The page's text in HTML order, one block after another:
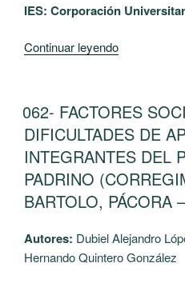
CÁRCEL
JOSEFINA”
IES: Corporación
Continuar leyendo“064-
Y
SU
ENTRE
LOS
Y
NIÑAS
PUBLICADO
EL
062- FACTORES
DIFICULTADES DE
INTEGRANTES DEL
PADRINO
BARTOLO, PÁCORA
Autores: Dubiel Alejandro
Hernando Quintero González